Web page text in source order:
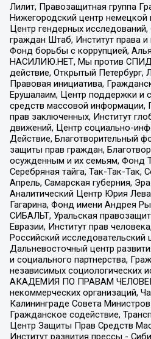
Лилит, Правозащитная группа
Нижегородский центр немецкой
Центр гендерных
граждан Штаб, Институт права и
Фонд борьбы с коррупцией,
НАСИЛИЮ.НЕТ, Мы против
действие, Открытый Петербург,
Правовая инициатива,
Ерушалаим, Центр поддержки и
средств массовой информации,
прав заключенных, Институт
движений, Центр социально-
Действие, Благотворительный
защиты прав граждан,
осужденным и их семьям, Фонд
Серебряная тайга, Так-Так-Так,
Апрель, Самарская губерния,
Аналитический Центр Юрия
Гагарина, Фонд имени Андрея
СИБАЛЬТ, Уральская
Евразии, Институт прав
Российский исследовательский
Дальневосточный центр
и социального партнерства,
независимых социологических
АКАДЕМИЯ ПО ПРАВАМ
некоммерческих организаций,
Калининграде Совета
Гражданское содействие,
Центр Защиты Прав Средств
Институт развития прессы -